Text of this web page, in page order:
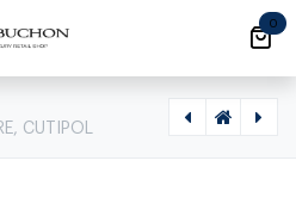
0
CUTIPOL